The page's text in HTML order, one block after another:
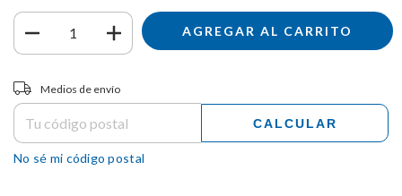
Entregas para el CP:
Medios de envío
CALCULAR
No sé mi código postal